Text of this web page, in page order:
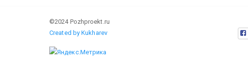
©2024 Pozhproekt.ru
Created by Kukharev